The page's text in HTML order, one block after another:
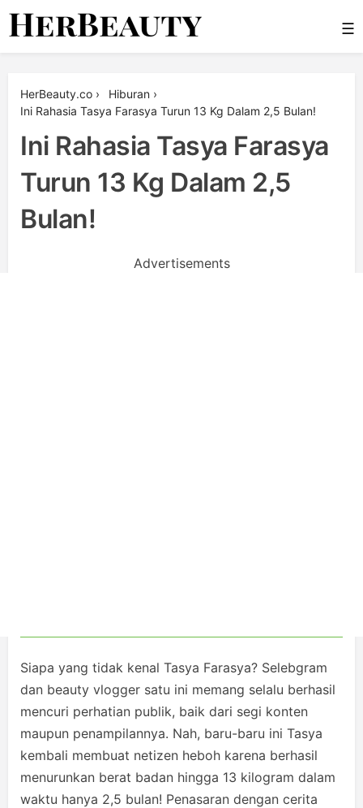
Skip
☰
HerBeauty.co › Hiburan ›
Ini Rahasia Tasya Farasya Turun 13 Kg Dalam 2,5 Bulan!
Ini Rahasia Tasya Farasya
Turun 13 Kg Dalam 2,5
Bulan!
Advertisements
Siapa yang tidak kenal Tasya Farasya? Selebgram
dan beauty vlogger satu ini memang selalu berhasil
mencuri perhatian publik, baik dari segi konten
maupun penampilannya. Nah, baru-baru ini Tasya
kembali membuat netizen heboh karena berhasil
menurunkan berat badan hingga 13 kilogram dalam
waktu hanya 2,5 bulan! Penasaran dengan cerita